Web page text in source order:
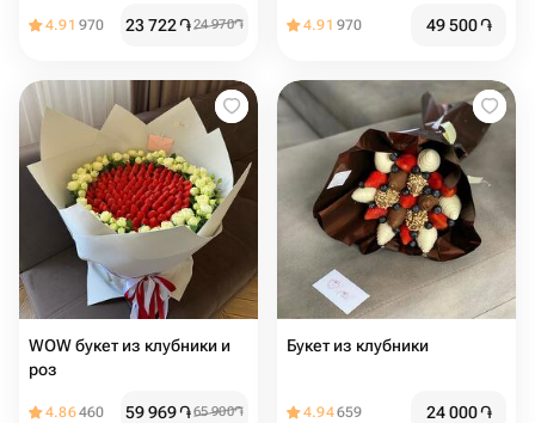
4.91 970 23 722֏24 970֏ 4.91 970 49 500֏
WOW букет из клубники и
роз
4.86460 59 969֏65 900֏
Букет из клубники
4.94659 24 000֏